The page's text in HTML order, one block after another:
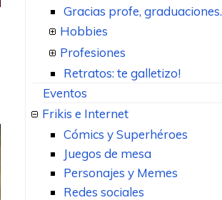
Gracias profe, graduaciones.
Hobbies
Profesiones
Retratos: te galletizo!
Eventos
Frikis e Internet
Cómics y Superhéroes
Juegos de mesa
Personajes y Memes
Redes sociales